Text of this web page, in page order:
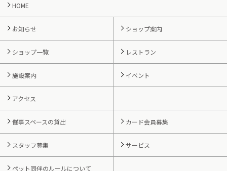
HOME
お知らせ ショップ案内
ショップ一覧 レストラン
施設案内 イベント
アクセス
催事スペースの貸出 カード会員募集
スタッフ募集 サービス
ペット同伴のルールについて